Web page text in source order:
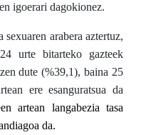
igoerari dagokionez.
sexuaren arabera aztertuz,
urte bitarteko gazteek
dute (%39,1), baina 25
ere esanguratsua da
artean langabezia tasa
da.